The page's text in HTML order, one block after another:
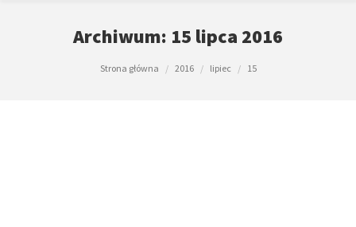
Archiwum: 15 lipca 2016
Strona główna 2016 lipiec 15